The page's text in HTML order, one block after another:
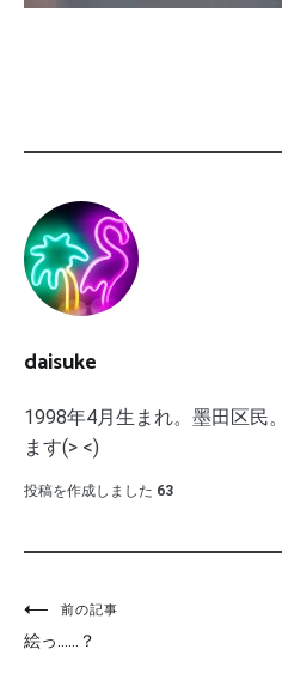
daisuke
1998年4月生まれ。墨田区民
ます(> <)
投稿を作成しました 63
投
稿
前の記事
絵っ……？